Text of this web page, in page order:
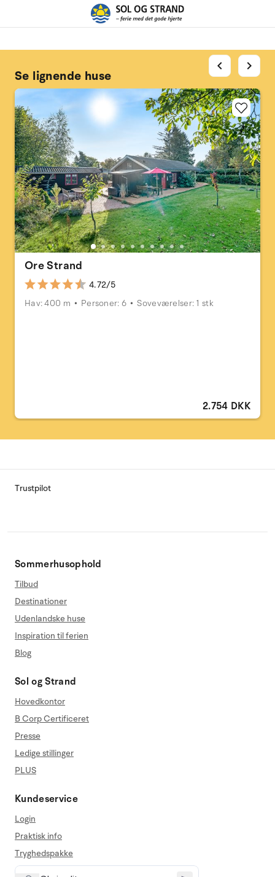
Se lignende huse
Ore Strand
4.72/5
Hav: 400 m
Personer: 6 Soveværelser: 1 stk
2.754 DKK
chevron_left chevron_right
Trustpilot
Sommerhusophold
Tilbud
Destinationer
Udenlandske huse
Inspiration til ferien
Blog
Sol og Strand
Hovedkontor
B Corp Certificeret
Presse
Ledige stillinger
PLUS
Kundeservice
Login
Praktisk info
Tryghedspakke